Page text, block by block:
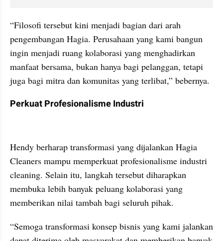
“Filosofi tersebut kini menjadi bagian dari arah
pengembangan Hagia. Perusahaan yang kami bangun
ingin menjadi ruang kolaborasi yang menghadirkan
manfaat bersama, bukan hanya bagi pelanggan, tetapi
juga bagi mitra dan komunitas yang terlibat,” bebernya.
Perkuat Profesionalisme Industri
Hendy berharap transformasi yang dijalankan Hagia
Cleaners mampu memperkuat profesionalisme industri
cleaning. Selain itu, langkah tersebut diharapkan
membuka lebih banyak peluang kolaborasi yang
memberikan nilai tambah bagi seluruh pihak.
“Semoga transformasi konsep bisnis yang kami jalankan